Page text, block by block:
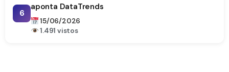
6
aponta DataTrends
15/06/2026
1.491 vistos